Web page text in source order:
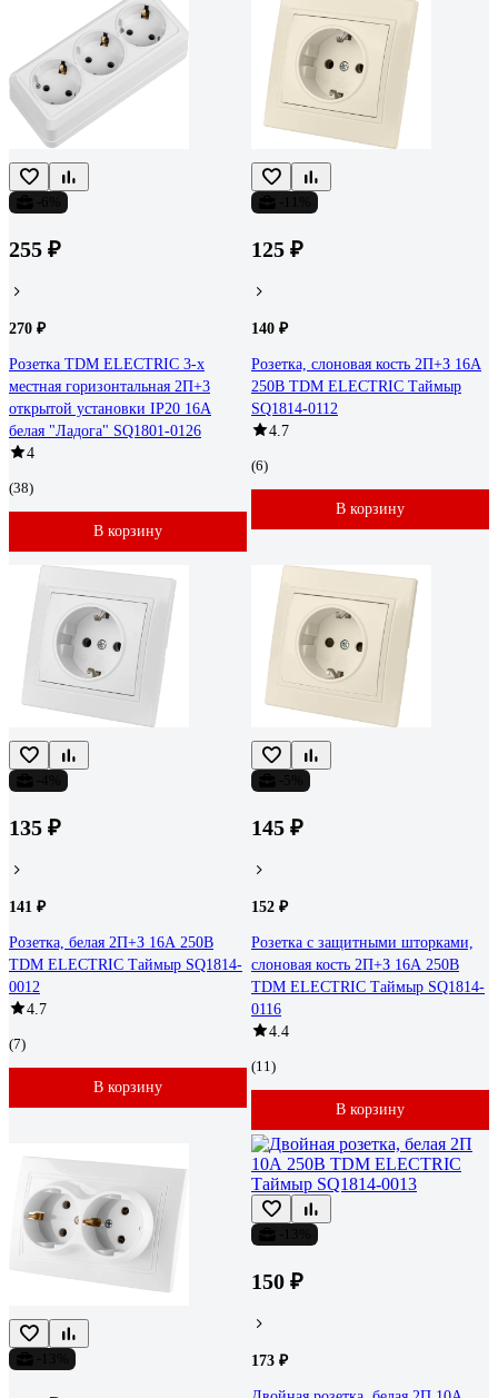
255 ₽
270 ₽
Розетка TDM ELECTRIC 3-х
местная горизонтальная 2П+3
открытой установки IP20 16A
белая "Ладога" SQ1801-0126
4
(38)
В корзину
125 ₽
140 ₽
Розетка, слоновая кость 2П+З 16А
250В TDM ELECTRIC Таймыр
SQ1814-0112
4.7
(6)
В корзину
135 ₽
141 ₽
Розетка, белая 2П+З 16А 250В
TDM ELECTRIC Таймыр SQ1814-
0012
4.7
(7)
В корзину
145 ₽
152 ₽
Розетка с защитными шторками,
слоновая кость 2П+З 16А 250В
TDM ELECTRIC Таймыр SQ1814-
0116
4.4
(11)
В корзину
150 ₽
173 ₽